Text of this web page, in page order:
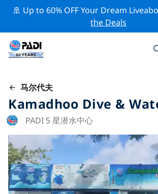
🚢 Up to 60% OFF Your Dream
the Deals
马尔代夫
Kamadhoo Dive &
PADI 5 星潜水中心